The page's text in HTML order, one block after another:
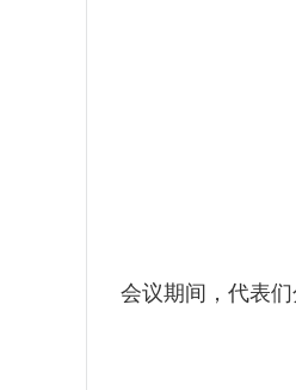
会议期间，代表们